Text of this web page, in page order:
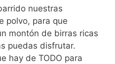
nuestras
polvo, para que
montón de birras ricas
puedas disfrutar.
hay de TODO para